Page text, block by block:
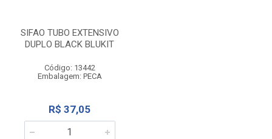
SIFAO TUBO EXTENSIVO
DUPLO BLACK BLUKIT
Código: 13442
Embalagem: PECA
R$ 37,05